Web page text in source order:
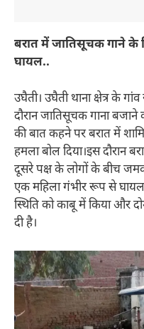
बरात में जातिसूचक गाने के
घायल..
उघैती। उघैती थाना क्षेत्र के
दौरान जातिसूचक गाना बजाने
की बात कहने पर बरात में
हमला बोल दिया।इस दौरान
दूसरे पक्ष के लोगों के बीच
एक महिला गंभीर रूप से
स्थिति को काबू में किया और
दी है।